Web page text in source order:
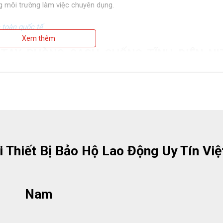
trường làm việc chuyên dụng.
toàn quốc tế
ASTM D3577, ASTM D6319, EN 455-1&2, FDA Food
Xem thêm
Thiết Bị Bảo Hộ Lao Động Uy Tín
Nam